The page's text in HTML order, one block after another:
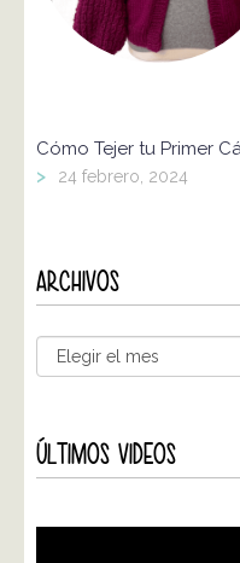
Cómo Tejer tu Primer
> 24 febrero, 2024
ARCHIVOS
ÚLTIMOS VIDEOS